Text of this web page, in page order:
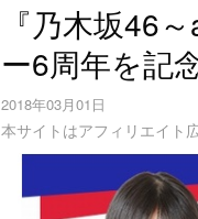
『乃木坂46
ー6周年を記
2018年03月01日
本サイトはアフィリエイト